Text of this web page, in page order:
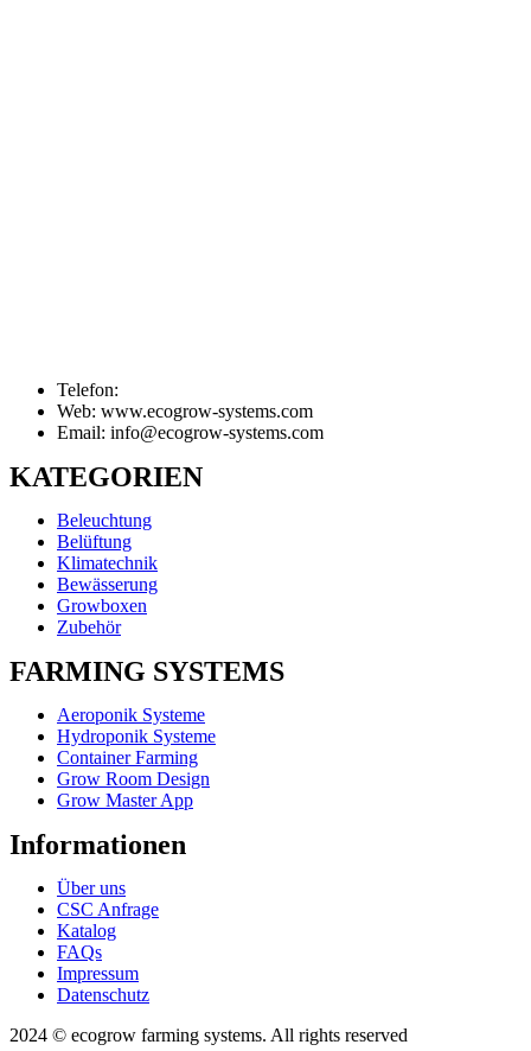
Telefon:
Web: www.ecogrow-systems.com
Email: info@ecogrow-systems.com
KATEGORIEN
Beleuchtung
Belüftung
Klimatechnik
Bewässerung
Growboxen
Zubehör
FARMING SYSTEMS
Aeroponik Systeme
Hydroponik Systeme
Container Farming
Grow Room Design
Grow Master App
Informationen
Über uns
CSC Anfrage
Katalog
FAQs
Impressum
Datenschutz
2024 © ecogrow farming systems. All rights reserved